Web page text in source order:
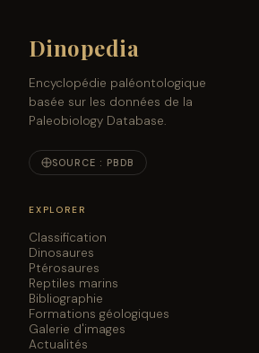
Dinopedia
Encyclopédie paléontologique
basée sur les données de la
Paleobiology Database.
SOURCE : PBDB
EXPLORER
Classification
Dinosaures
Ptérosaures
Reptiles marins
Bibliographie
Formations géologiques
Galerie d'images
Actualités